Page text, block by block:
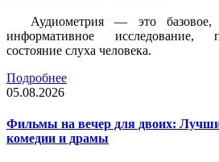
Аудиометрия — это
информативное исследование,
состояние слуха человека.
Подробнее
05.08.2026
Фильмы на вечер для двоих:
комедии и драмы